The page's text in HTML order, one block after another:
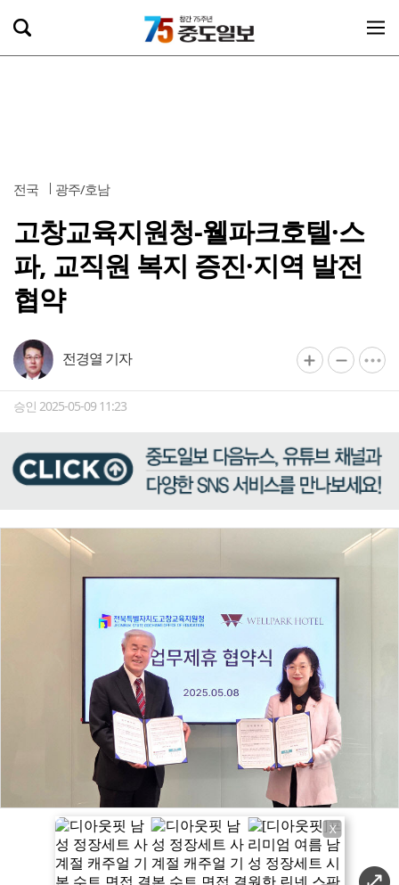
전국 광주/호남
고창교육지원청-웰파크호텔·스
파, 교직원 복지 증진·지역 발전
협약
전경열 기자
승인 2025-05-09 11:23
X